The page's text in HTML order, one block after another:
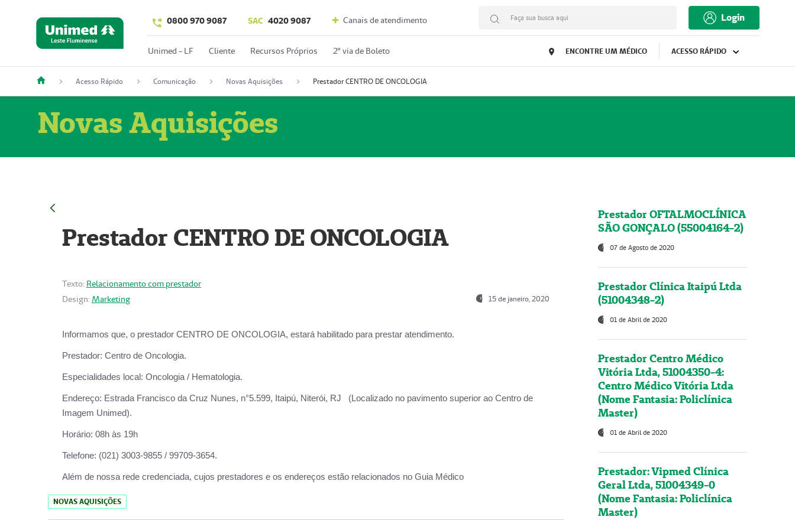
0800 970 9087 SAC 4020 9087 Canais de atendimento Faça sua busca aqui Login
Unimed - LF Cliente Recursos Próprios 2º via de Boleto ENCONTRE UM MÉDICO ACESSO RÁPIDO
Acesso Rápido Comunicação Novas Aquisições Prestador CENTRO DE ONCOLOGIA
Novas Aquisições
Prestador CENTRO DE ONCOLOGIA
Texto: Relacionamento com prestador
Design: Marketing 15 de janeiro, 2020
Informamos que, o prestador CENTRO DE ONCOLOGIA, estará habilitado para prestar atendimento.
Prestador: Centro de Oncologia.
Especialidades local: Oncologia / Hematologia.
Endereço: Estrada Francisco da Cruz Nunes, n°5.599, Itaipú, Niterói, RJ (Localizado no pavimento superior ao Centro de
Imagem Unimed).
Horário: 08h às 19h
Telefone: (021) 3003-9855 / 99709-3654.
Além de nossa rede credenciada, cujos prestadores e os endereços estão relacionados no Guia Médico
NOVAS AQUISIÇÕES
Prestador OFTALMOCLÍNICA
SÃO GONÇALO (55004164-2)
07 de Agosto de 2020
Prestador Clínica Itaipú Ltda
(51004348-2)
01 de Abril de 2020
Prestador Centro Médico
Vitória Ltda, 51004350-4:
Centro Médico Vitória Ltda
(Nome Fantasia: Policlínica
Master)
01 de Abril de 2020
Prestador: Vipmed Clínica
Geral Ltda, 51004349-0
(Nome Fantasia: Policlínica
Master)